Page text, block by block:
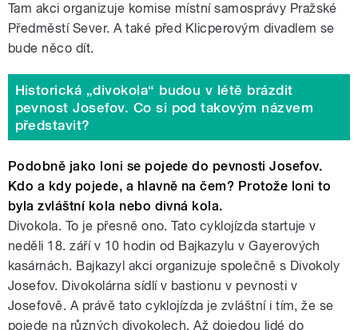
Tam akci organizuje komise místní samosprávy Pražské
Předměstí Sever. A také před Klicperovým divadlem se
bude něco dít.
Historická „divokola“ budou v létě brázdit
pevnost Josefov. Co si pod takovým názvem
představit?
Podobně jako loni se pojede do pevnosti Josefov.
Kdo a kdy pojede, a hlavně na čem? Protože loni to
byla zvláštní kola nebo divná kola.
Divokola. To je přesně ono. Tato cyklojízda startuje v
neděli 18. září v 10 hodin od Bajkazylu v Gayerových
kasárnách. Bajkazyl akci organizuje společně s Divokoly
Josefov. Divokolárna sídlí v bastionu v pevnosti v
Josefově. A právě tato cyklojízda je zvláštní i tím, že se
pojede na různých divokolech. Až dojedou lidé do